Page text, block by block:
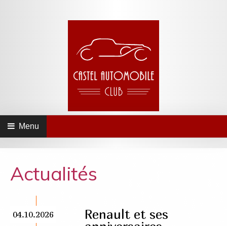
Menu
Actualités
04.10.2026
Renault et ses